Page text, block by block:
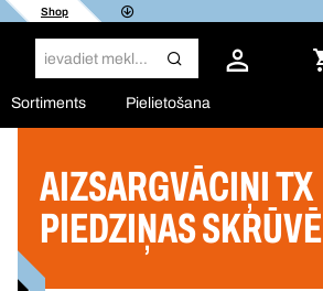
Shop
Sortiments Pielietošana
AIZSARGVĀCIŅI TX
PIEDZIŅAS
Filtrs